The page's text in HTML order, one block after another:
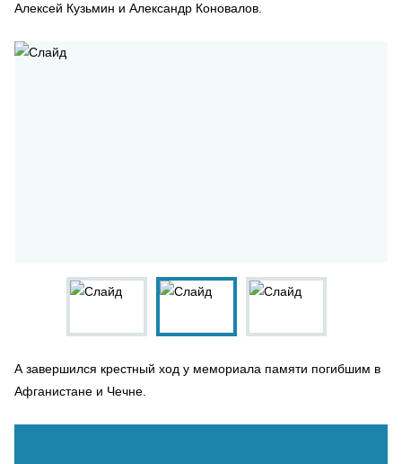
Алексей Кузьмин и Александр Коновалов.
А завершился крестный ход у мемориала памяти погибшим в
Афганистане и Чечне.